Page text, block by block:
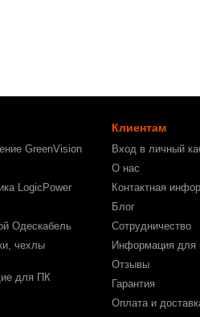
GreenVision
LogicPower
Одескабель
чехлы
для ПК
Клиентам
Вход в личный
О нас
Контактная
Блог
Сотрудничество
Информация для
Отзывы
Гарантия
Оплата и